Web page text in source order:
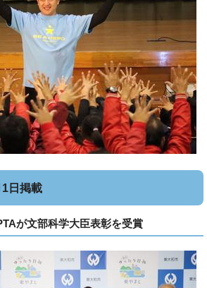
日掲載
が文部科学大臣表彰を受賞